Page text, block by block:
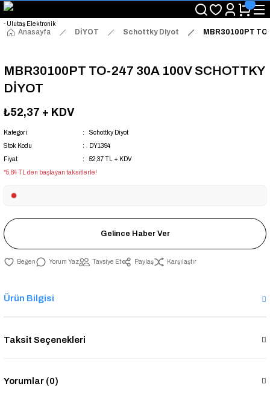
"Saat 14:00'a Kadar Verilen Siparişlerde Aynı Gün Kargo Avantajı!
"Binlerce Ürün Çeşitliliği ile Stoktan Hemen Teslim."
"Toptan Fiyatına Perakende Satış Avantajını Kaçırmayın!"
Anasayfa DİYOT Schottky Diyot MBR30100PT
MBR30100PT TO-247 30A 100V SCHOTTKY
DİYOT
₺52,37 + KDV
Kategori
Schottky Diyot
Stok Kodu
DY1394
Fiyat
52,37 TL + KDV
*5,84 TL den başlayan taksitlerle!
Gelince Haber Ver
Yorum Yaz Tavsiye Et Paylaş Karşılaştır
Ürün Bilgisi
Taksit Seçenekleri
Yorumlar (0)